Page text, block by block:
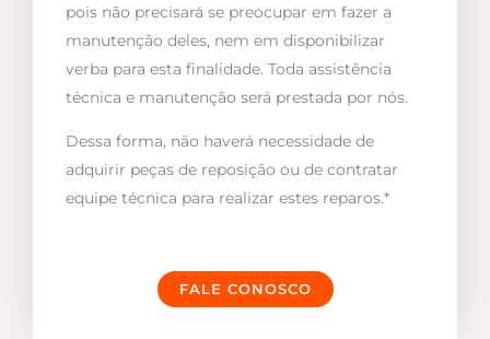
pois não precisará se preocupar em fazer a
manutenção deles, nem em disponibilizar
verba para esta finalidade. Toda assistência
técnica e manutenção será prestada por nós.
Dessa forma, não haverá necessidade de
adquirir peças de reposição ou de contratar
equipe técnica para realizar estes reparos.*
FALE CONOSCO